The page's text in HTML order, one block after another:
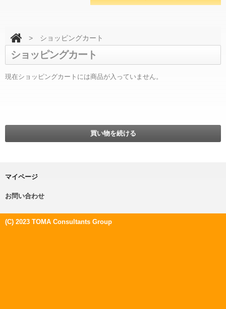
> ショッピングカート
ショッピングカート
現在ショッピングカートには商品が入っていません。
買い物を続ける
マイページ
お問い合わせ
(C) 2023 TOMA Consultants Group